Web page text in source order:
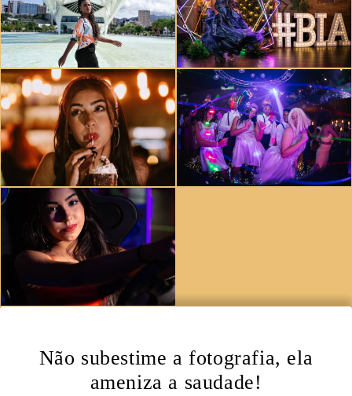
Não subestime a fotografia, ela
ameniza a saudade!